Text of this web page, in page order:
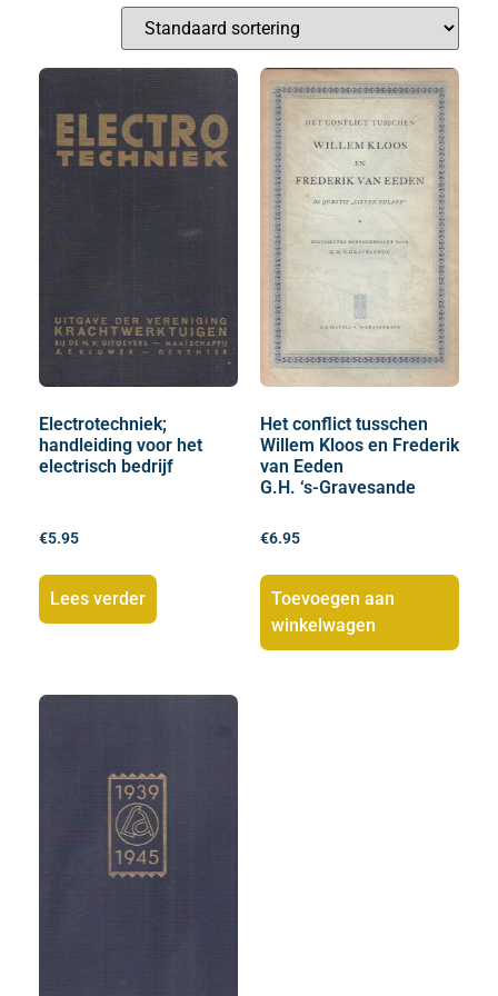
Electrotechniek;
handleiding voor het
electrisch bedrijf
€5.95
Lees verder
Het conflict tusschen
Willem Kloos en Frederik
van Eeden
G.H. ‘s-Gravesande
€6.95
Toevoegen aan
winkelwagen